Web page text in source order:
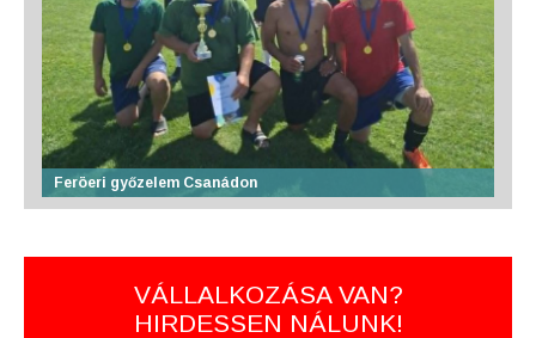
Feröeri győzelem Csanádon
VÁLLALKOZÁSA VAN?
HIRDESSEN NÁLUNK!